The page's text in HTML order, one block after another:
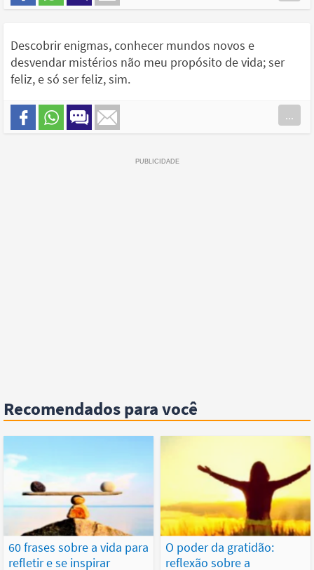
Descobrir enigmas, conhecer mundos novos e
desvendar mistérios não meu propósito de vida; ser
feliz, e só ser feliz, sim.
...
Recomendados para você
60 frases sobre a vida para
refletir e se inspirar
O poder da gratidão:
reflexão sobre a